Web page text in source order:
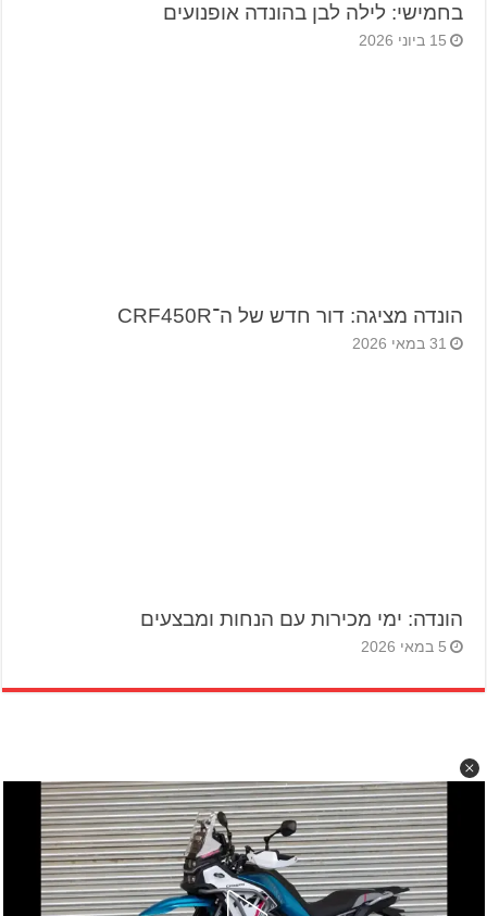
בחמישי: לילה לבן בהונדה אופנועים
15 ביוני 2026
הונדה מציגה: דור חדש של ה־CRF450R
31 במאי 2026
הונדה: ימי מכירות עם הנחות ומבצעים
5 במאי 2026